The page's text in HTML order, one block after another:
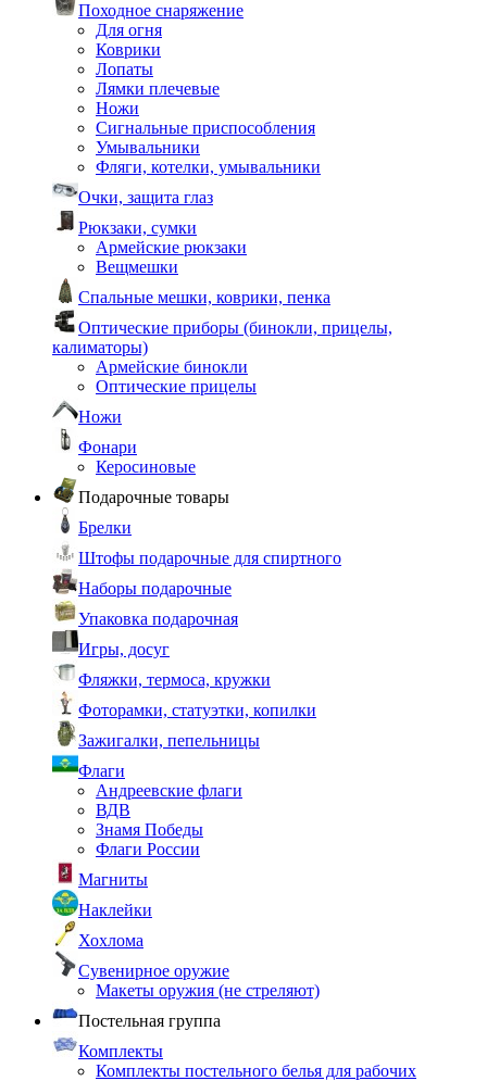
Походное снаряжение
Для огня
Коврики
Лопаты
Лямки плечевые
Ножи
Сигнальные приспособления
Умывальники
Фляги, котелки, умывальники
Очки, защита глаз
Рюкзаки, сумки
Армейские рюкзаки
Вещмешки
Спальные мешки, коврики, пенка
Оптические приборы (бинокли, прицелы,
калиматоры)
Армейские бинокли
Оптические прицелы
Ножи
Фонари
Керосиновые
Подарочные товары
Брелки
Штофы подарочные для спиртного
Наборы подарочные
Упаковка подарочная
Игры, досуг
Фляжки, термоса, кружки
Фоторамки, статуэтки, копилки
Зажигалки, пепельницы
Флаги
Андреевские флаги
ВДВ
Знамя Победы
Флаги России
Магниты
Наклейки
Хохлома
Сувенирное оружие
Макеты оружия (не стреляют)
Постельная группа
Комплекты
Комплекты постельного белья для рабочих